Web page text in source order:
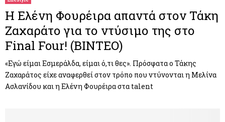
Η Ελένη Φουρέιρα απαντά στον Τάκη
Ζαχαράτο για το ντύσιμο της στο
Final Four! (BINTEO)
«Εγώ είμαι Εσμεράλδα, είμαι ό,τι θες». Πρόσφατα ο Τάκης
Ζαχαράτος είχε αναφερθεί στον τρόπο που ντύνονται η Μελίνα
Ασλανίδου και η Ελένη Φουρέιρα στα talent